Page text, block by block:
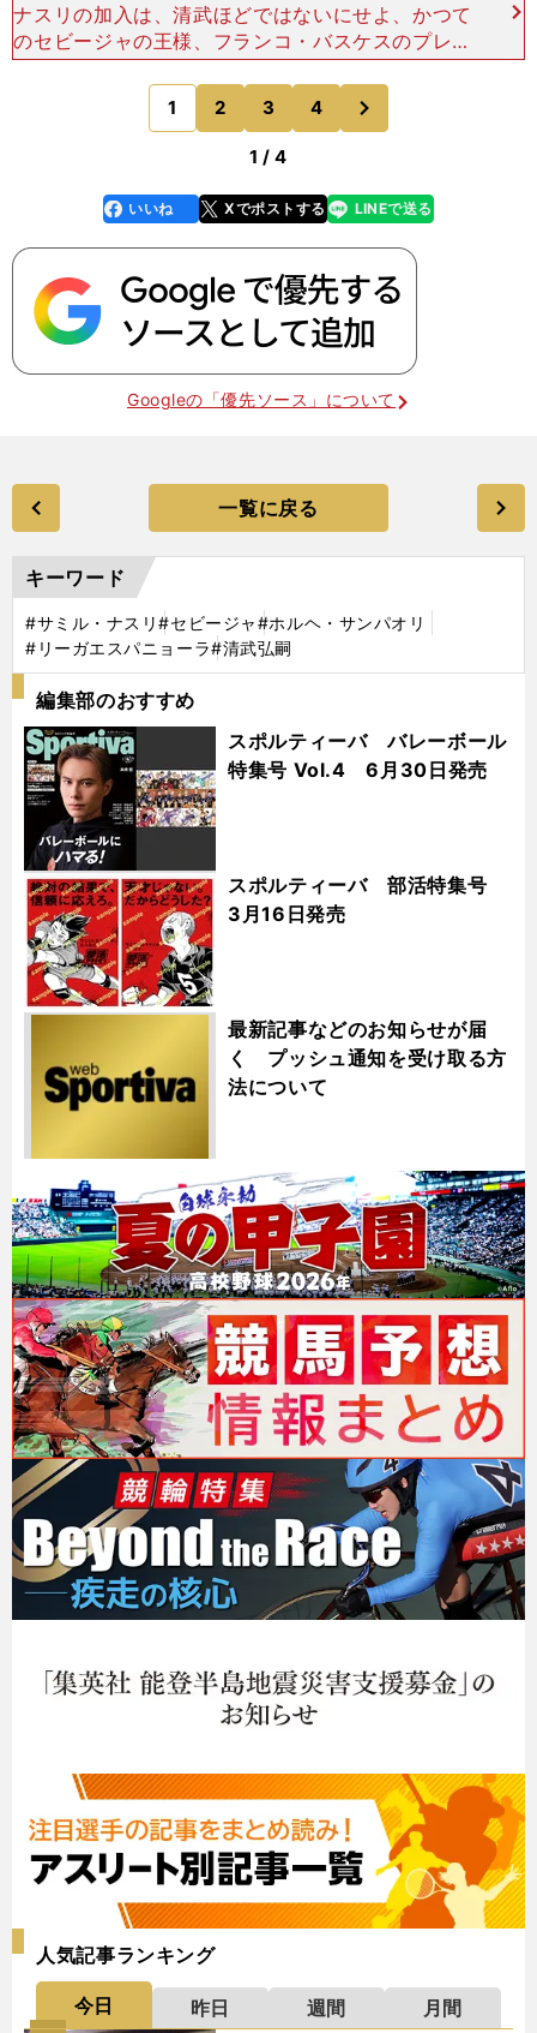
ナスリの加入は、清武ほどではないにせよ、かつて
のセビージャの王様、フランコ・バスケスのプレー
にも大きな影響を与えている。バスケスはここ数試
合、開幕直後のような目のさめるようなプレーを披
露することができ
1 2 3 4
のページへ
1 / 4
faceboo
k
いいね Xでポストする
line LINEで送る
Googleの「優先ソース」について
一覧に戻る
キーワード
#サミル・ナスリ#セビージャ#ホルヘ・サンパオリ
#リーガエスパニョーラ#清武弘嗣
編集部のおすすめ
スポルティーバ バレーボール
特集号 Vol.4 6月30日発売
スポルティーバ 部活特集号
3月16日発売
最新記事などのお知らせが届
く プッシュ通知を受け取る方
法について
人気記事ランキング
今日 昨日 週間
月間